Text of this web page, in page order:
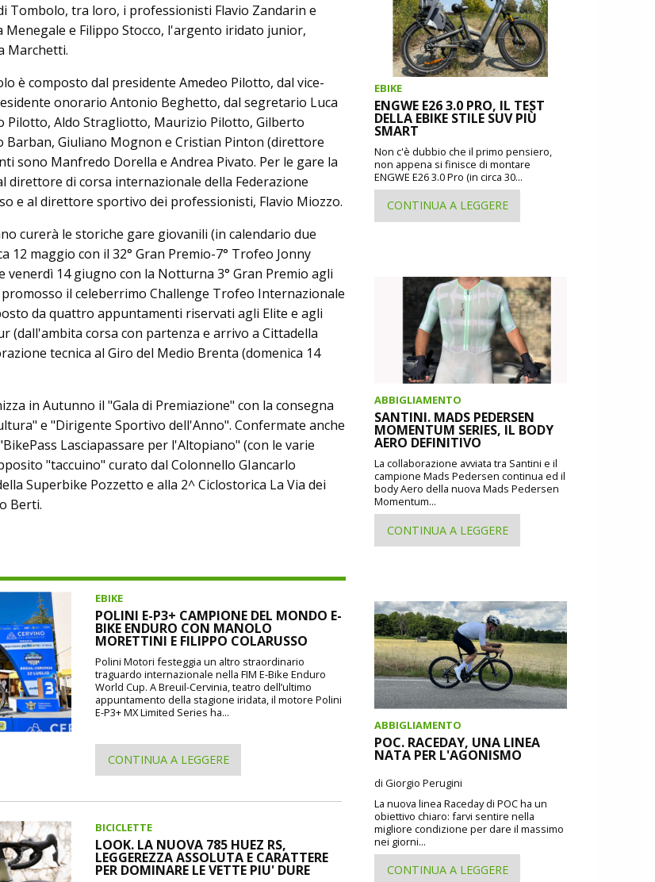
Tombolo, tra loro, i professionisti Flavio Zandarin e
e Filippo Stocco, l'argento iridato junior,
Marchetti.
è composto dal presidente Amedeo Pilotto, dal vice-
onorario Antonio Beghetto, dal segretario Luca
Pilotto, Aldo Stragliotto, Maurizio Pilotto, Gilberto
Barban, Giuliano Mognon e Cristian Pinton (direttore
sono Manfredo Dorella e Andrea Pivato. Per le gare la
direttore di corsa internazionale della Federazione
e al direttore sportivo dei professionisti, Flavio Miozzo.
curerà le storiche gare giovanili (in calendario due
12 maggio con il 32° Gran Premio-7° Trofeo Jonny
14 giugno con la Notturna 3° Gran Premio agli
il celeberrimo Challenge Trofeo Internazionale
da quattro appuntamenti riservati agli Elite e agli
(dall'ambita corsa con partenza e arrivo a Cittadella
tecnica al Giro del Medio Brenta (domenica 14
in Autunno il "Gala di Premiazione" con la consegna
e "Dirigente Sportivo dell'Anno". Confermate anche
Lasciapassare per l'Altopiano" (con le varie
"taccuino" curato dal Colonnello GIancarlo
Superbike Pozzetto e alla 2^ Ciclostorica La Via dei
Berti.
EBIKE
POLINI E-P3+ CAMPIONE DEL MONDO E-
BIKE ENDURO CON MANOLO
MORETTINI E FILIPPO COLARUSSO
Polini Motori festeggia un altro straordinario
traguardo internazionale nella FIM E-Bike Enduro
World Cup. A Breuil-Cervinia, teatro dell’ultimo
appuntamento della stagione iridata, il motore Polini
E-P3+ MX Limited Series ha...
CONTINUA A LEGGERE
BICICLETTE
LOOK. LA NUOVA 785 HUEZ RS,
LEGGEREZZA ASSOLUTA E CARATTERE
PER DOMINARE LE VETTE PIU' DURE
EBIKE
ENGWE E26 3.0 PRO, IL TEST
DELLA EBIKE STILE SUV PIÙ
SMART
Non c'è dubbio che il primo pensiero,
non appena si finisce di montare
ENGWE E26 3.0 Pro (in circa 30...
CONTINUA A LEGGERE
ABBIGLIAMENTO
SANTINI. MADS PEDERSEN
MOMENTUM SERIES, IL BODY
AERO DEFINITIVO
La collaborazione avviata tra Santini e il
campione Mads Pedersen continua ed il
body Aero della nuova Mads Pedersen
Momentum...
CONTINUA A LEGGERE
ABBIGLIAMENTO
POC. RACEDAY, UNA LINEA
NATA PER L'AGONISMO
di Giorgio Perugini
La nuova linea Raceday di POC ha un
obiettivo chiaro: farvi sentire nella
migliore condizione per dare il massimo
nei giorni...
CONTINUA A LEGGERE